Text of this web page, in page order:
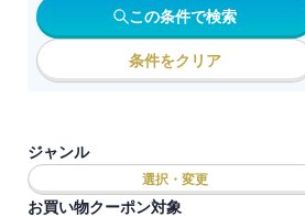
この条件で検索
条件をクリア
ジャンル
選択・変更
お買い物クーポン対象